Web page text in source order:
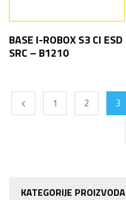
KATEGORIJE PROIZVODA
BASE I-ROBOX S3 CI ESD
SRC – B1210
1 2 3